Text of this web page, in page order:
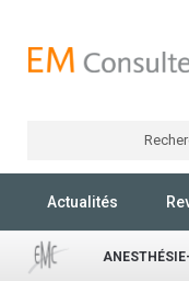
Actualités